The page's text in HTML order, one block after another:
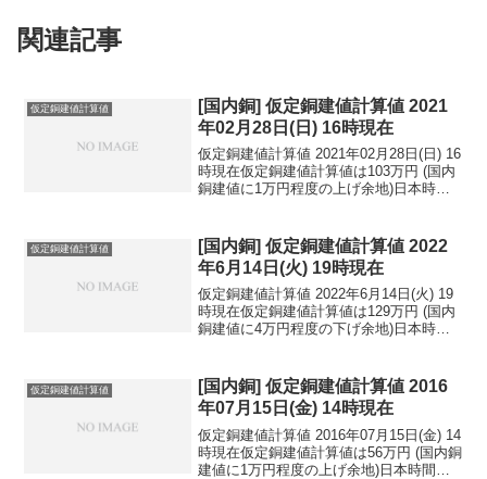
関連記事
仮定銅建値計算値
[国内銅] 仮定銅建値計算値 2021
年02月28日(日) 16時現在
仮定銅建値計算値 2021年02月28日(日) 16
時現在仮定銅建値計算値は103万円 (国内
銅建値に1万円程度の上げ余地)日本時間
民元：...
仮定銅建値計算値
[国内銅] 仮定銅建値計算値 2022
年6月14日(火) 19時現在
仮定銅建値計算値 2022年6月14日(火) 19
時現在仮定銅建値計算値は129万円 (国内
銅建値に4万円程度の下げ余地)日本時間
1ドル：...
仮定銅建値計算値
[国内銅] 仮定銅建値計算値 2016
年07月15日(金) 14時現在
仮定銅建値計算値 2016年07月15日(金) 14
時現在仮定銅建値計算値は56万円 (国内銅
建値に1万円程度の上げ余地)日本時間